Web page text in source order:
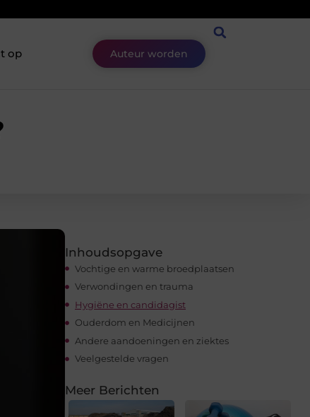
op Auteur worden
Inhoudsopgave
Vochtige en warme broedplaatsen
Verwondingen en trauma
Hygiëne en candidagist
Ouderdom en Medicijnen
Andere aandoeningen en ziektes
Veelgestelde vragen
Meer Berichten